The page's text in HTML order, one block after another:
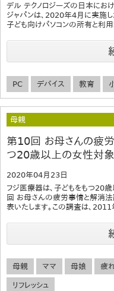
デル テクノロジーズの日本にお
ジャパンは、2020年4月に実施
子ども向けパソコンの所有と利
PC デバイス 教育
母親
第10回 お母さんの疲
つ20歳以上の女性対象
2020年04月23日
フジ医療器は、子どもをもつ20
回 お母さんの疲労事情と解消法
表いたします。この調査は、
母親 ママ 母娘 疲
リフレッシュ